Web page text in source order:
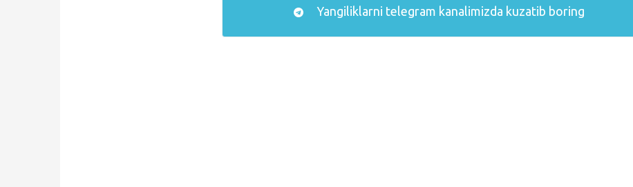
Yangiliklarni telegram kanalimizda kuzatib boring